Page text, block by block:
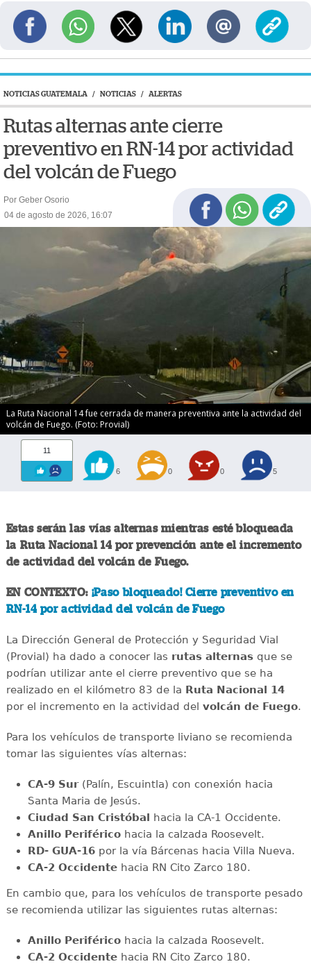
NOTICIAS GUATEMALA / NOTICIAS / ALERTAS
Rutas alternas ante cierre
preventivo en RN-14 por actividad
del volcán de Fuego
Por Geber Osorio
04 de agosto de 2026, 16:07
La Ruta Nacional 14 fue cerrada de manera preventiva ante la actividad del
volcán de Fuego. (Foto: Provial)
11
6 0 0 5
Estas serán las vías alternas mientras esté bloqueada
la Ruta Nacional 14 por prevención ante el incremento
de actividad del volcán de Fuego.
EN CONTEXTO: ¡Paso bloqueado! Cierre preventivo en
RN-14 por actividad del volcán de Fuego
La Dirección General de Protección y Seguridad Vial
(Provial) ha dado a conocer las rutas alternasque se
podrían utilizar ante el cierre preventivo que se ha
realizado en el kilómetro 83 de la Ruta Nacional 14
por el incremento en la actividad del volcán de Fuego.
Para los vehículos de transporte liviano se recomienda
tomar las siguientes vías alternas:
CA-9 Sur(Palín, Escuintla) con conexión hacia
Santa Maria de Jesús.
Ciudad San Cristóbal hacia la CA-1 Occidente.
Anillo Periférico hacia la calzada Roosevelt.
RD- GUA-16 por la vía Bárcenas hacia Villa Nueva.
CA-2 Occidente hacia RN Cito Zarco 180.
En cambio que, para los vehículos de transporte pesado
se recomienda utilizar las siguientes rutas alternas:
Anillo Periférico hacia la calzada Roosevelt.
CA-2 Occidente hacia RN Cito Zarco 180.